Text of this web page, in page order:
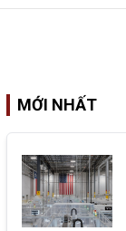
MỚI NHẤT